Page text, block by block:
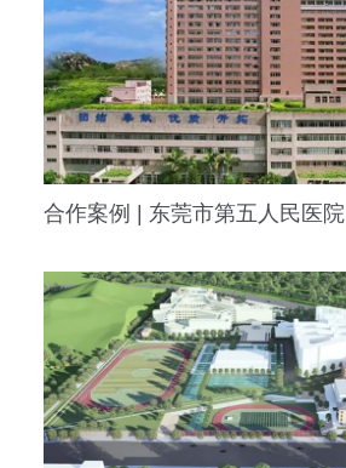
合作案例 | 东莞市第五人民医院